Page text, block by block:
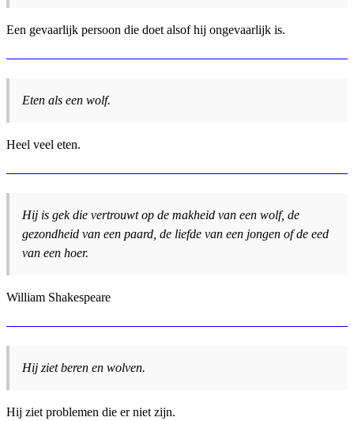
Een gevaarlijk persoon die doet alsof hij ongevaarlijk is.
Eten als een wolf.
Heel veel eten.
Hij is gek die vertrouwt op de makheid van een wolf, de
gezondheid van een paard, de liefde van een jongen of de eed
van een hoer.
William Shakespeare
Hij ziet beren en wolven.
Hij ziet problemen die er niet zijn.